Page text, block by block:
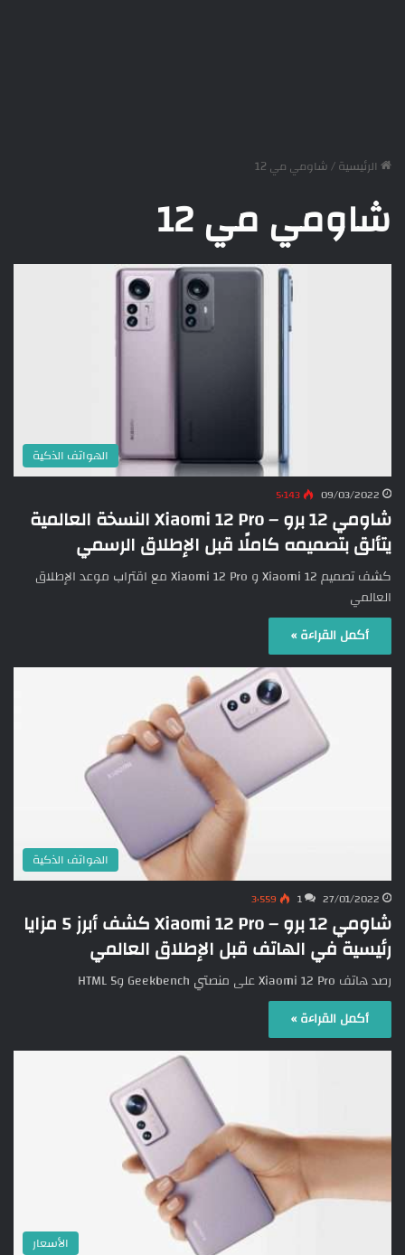
الرئيسية/شاومي مي 12
شاومي مي 12
الهواتف الذكية
09/03/2022 5٬143
شاومي 12 برو – Xiaomi 12 Pro النسخة العالمية
يتألق بتصميمه كاملًا قبل الإطلاق الرسمي
كشف تصميم Xiaomi 12 و Xiaomi 12 Pro مع اقتراب موعد الإطلاق
العالمي
أكمل القراءة »
الهواتف الذكية
27/01/2022
1 3٬559
شاومي 12 برو – Xiaomi 12 Pro كشف أبرز 5 مزايا
رئيسية في الهاتف قبل الإطلاق العالمي
رصد هاتف Xiaomi 12 Pro على منصتي Geekbench وHTML 5
أكمل القراءة »
الأسعار